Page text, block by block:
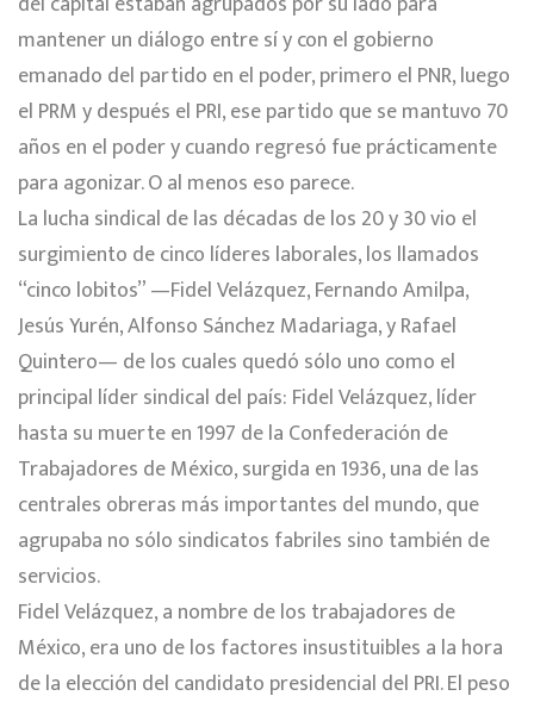
mantener un diálogo entre sí y con el gobierno
emanado del partido en el poder, primero el PNR, luego
el PRM y después el PRI, ese partido que se mantuvo 70
años en el poder y cuando regresó fue prácticamente
para agonizar. O al menos eso parece.
La lucha sindical de las décadas de los 20 y 30 vio el
surgimiento de cinco líderes laborales, los llamados
“cinco lobitos” —Fidel Velázquez, Fernando Amilpa,
Jesús Yurén, Alfonso Sánchez Madariaga, y Rafael
Quintero— de los cuales quedó sólo uno como el
principal líder sindical del país: Fidel Velázquez, líder
hasta su muerte en 1997 de la Confederación de
Trabajadores de México, surgida en 1936, una de las
centrales obreras más importantes del mundo, que
agrupaba no sólo sindicatos fabriles sino también de
servicios.
Fidel Velázquez, a nombre de los trabajadores de
México, era uno de los factores insustituibles a la hora
de la elección del candidato presidencial del PRI. El peso